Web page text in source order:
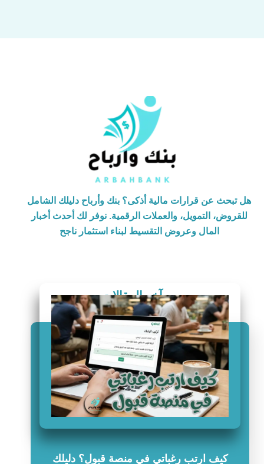
هل تبحث عن قرارات مالية أذكى؟ بنك وأرباح دليلك الشامل
للقروض، التمويل، والعملات الرقمية. نوفر لك أحدث أخبار
المال وعروض التقسيط لبناء استثمار ناجح
آخر المقالات
كيف ارتب رغباتي في منصة قبول؟ دليلك